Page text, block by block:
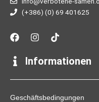
(+386) (0) 69 401625
F
a
e
b
o
k
I
n
t
a
g
a
T
i
t
o
k
Informationen
Geschäftsbedingungen